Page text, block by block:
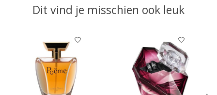
Dit vind je misschien ook leuk
Items van productcarrousel